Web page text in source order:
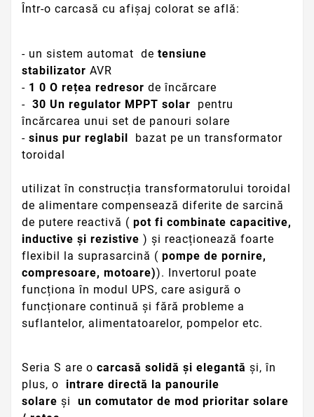
Într-o carcasă cu afișaj colorat se află:
- un sistem automat de tensiune
stabilizator AVR
- 1 0 O rețea redresor de încărcare
- 30 Un regulator MPPT solar
pentru
încărcarea unui set de panouri solare
- sinus pur reglabil bazat pe un transformator
toroidal
utilizat în construcția transformatorului toroidal
de alimentare compensează diferite de sarcină
de putere reactivă ( pot fi combinate capacitive,
inductive și rezistive ) și reacționează foarte
flexibil la suprasarcină ( pompe de pornire,
compresoare, motoare)). Invertorul poate
funcționa în modul UPS, care asigură o
funcționare continuă și fără probleme a
suflantelor, alimentatoarelor, pompelor etc.
Seria S are o carcasă solidă și elegantă și, în
plus, o intrare directă la panourile
solare și un comutator de mod prioritar solare